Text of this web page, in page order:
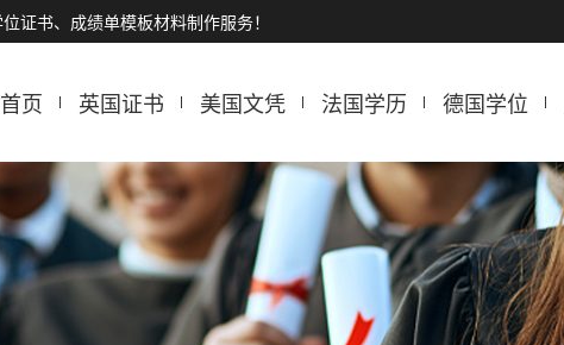
证书、成绩单模板材料制作服务！
页 英国证书 美国文凭 法国学历 德国学位